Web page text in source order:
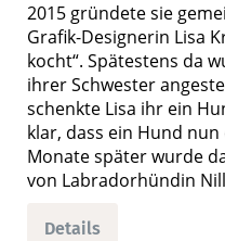
2015 gründete sie
Grafik-Designerin Lisa
kocht“. Spätestens da
ihrer Schwester
schenkte Lisa ihr ein
klar, dass ein Hund
Monate später wurde
von Labradorhündin
Details